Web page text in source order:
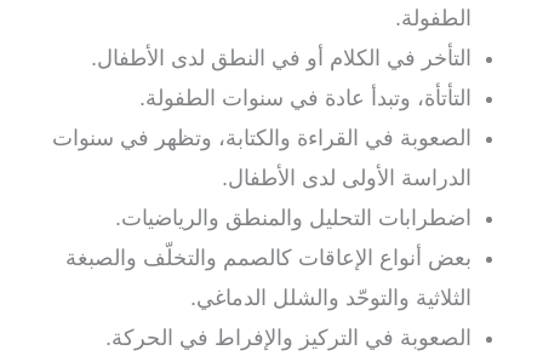
الطفولة.
التأخر في الكلام أو في النطق لدى الأطفال.
التأتأة، وتبدأ عادة في سنوات الطفولة.
الصعوبة في القراءة والكتابة، وتظهر في سنوات
الدراسة الأولى لدى الأطفال.
اضطرابات التحليل والمنطق والرياضيات.
بعض أنواع الإعاقات كالصمم والتخلّف والصبغة
الثلاثية والتوحّد والشلل الدماغي.
الصعوبة في التركيز والإفراط في الحركة.